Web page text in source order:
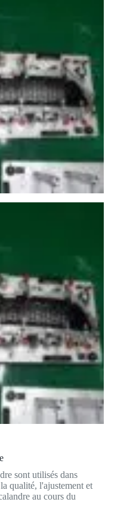
sont utilisés dans
qualité, l'ajustement et
au cours du